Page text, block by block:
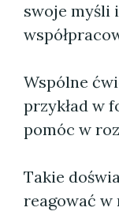
swoje myśli
Wspólne
przykład w
pomóc w
Takie
reagować